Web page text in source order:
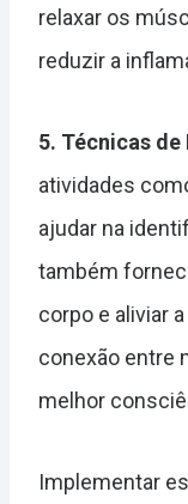
relaxar os
reduzir a
5. Técnicas
atividades
ajudar na
também
corpo e aliviar
conexão entre
melhor
Implementar